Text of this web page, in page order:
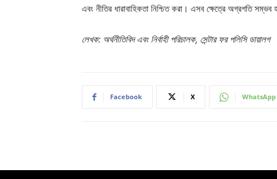
এবং নীতির ধারাবাহিকতা নিশ্চিত করা। এসব ক্ষেত্রে অগ্রগতি
লেখক: অর্থনীতিবিদ এবং নির্বাহী পরিচালক, সেন্টার ফর পলিসি ডায়ালগ
Facebook X WhatsApp